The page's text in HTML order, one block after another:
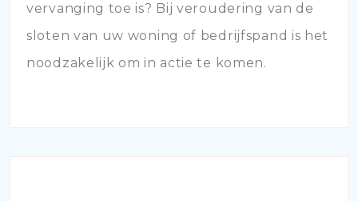
vervanging toe is? Bij veroudering van de
sloten van uw woning of bedrijfspand is het
noodzakelijk om in actie te komen.